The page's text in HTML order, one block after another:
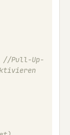
//Pull-Up-